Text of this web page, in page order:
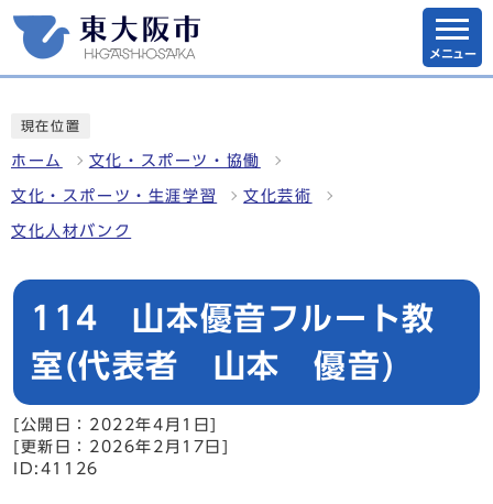
メニュー
現在位置
ホーム 文化・スポーツ・協働
文化・スポーツ・生涯学習 文化芸術
文化人材バンク
114 山本優音フルート教
室(代表者 山本 優音)
[公開日：2022年4月1日]
[更新日：2026年2月17日]
ID:41126